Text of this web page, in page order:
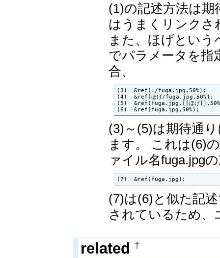
(1)の記述方法は
はうまくリンクさ
また、ほげとい
でパラメータを指
合、
(3)  &ref(./fuga.jpg,50%);
(4)  &ref(ほげ/fuga.jpg,50%);
(5)  &ref(fuga.jpg,[[ほげ
(6)  &ref(fuga.jpg,50%);
(3)～(5)は期待通
ます。 これは(6)
ァイル名fuga.jpg
(7)  &ref(fuga.jpg);
(7)は(6)と似た記
されているため、
related †